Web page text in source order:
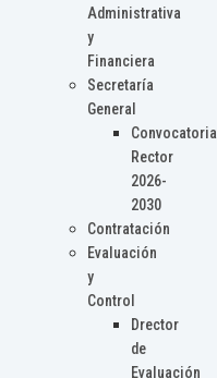
Administrativa
y
Financiera
Secretaría
General
Convocatoria
Rector
2026-
2030
Contratación
Evaluación
y
Control
Drector
de
Evaluación